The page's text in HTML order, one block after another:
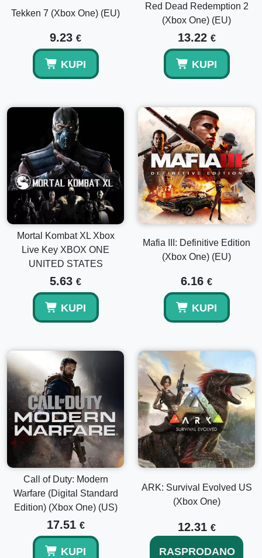
Tekken 7 (Xbox One) (EU)
9.23 €
KUPI
Red Dead Redemption 2
(Xbox One) (EU)
13.22 €
KUPI
Mortal Kombat XL Xbox
Live Key XBOX ONE
UNITED STATES
5.63 €
KUPI
Mafia III: Definitive Edition
(Xbox One) (EU)
6.16 €
KUPI
Call of Duty: Modern
Warfare (Digital Standard
Edition) (Xbox One) (US)
17.51 €
KUPI
ARK: Survival Evolved US
(Xbox One)
12.31 €
RASPRODANO